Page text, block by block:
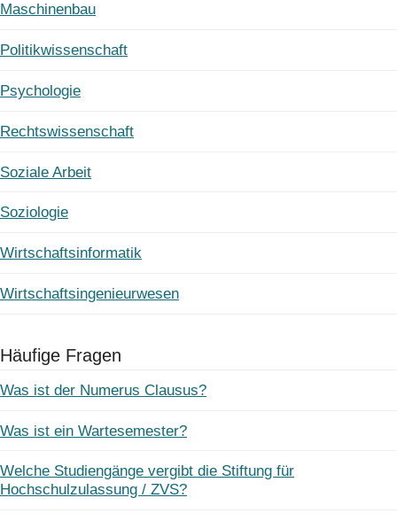
Maschinenbau
Politikwissenschaft
Psychologie
Rechtswissenschaft
Soziale Arbeit
Soziologie
Wirtschaftsinformatik
Wirtschaftsingenieurwesen
Häufige Fragen
Was ist der Numerus Clausus?
Was ist ein Wartesemester?
Welche Studiengänge vergibt die Stiftung für
Hochschulzulassung / ZVS?